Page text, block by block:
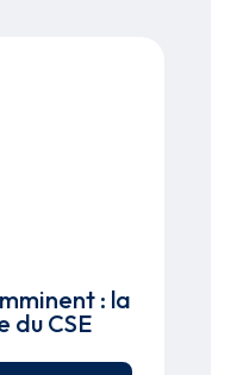
: la
du CSE